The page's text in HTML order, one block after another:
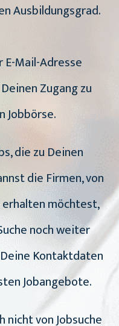
Ausbildungsgrad.
Mail-Adresse
Zugang zu
Jobbörse.
die zu Deinen
die Firmen, von
möchtest,
noch weiter
Kontaktdaten
Jobangebote.
nicht von Jobsuche